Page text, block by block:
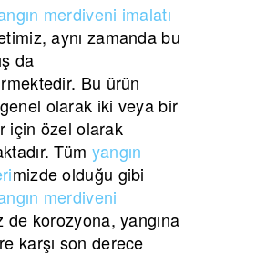
merdiveni imalatı
aynı zamanda bu
da
Bu ürün
olarak iki veya bir
için özel olarak
Tüm yangın
mizde olduğu gibi
merdiveni
de korozyona, yangına
karşı son derece